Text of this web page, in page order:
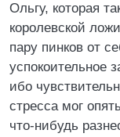
Ольгу, которая
королевской
пару пинков от
успокоительное
ибо
стресса мог
что-нибудь